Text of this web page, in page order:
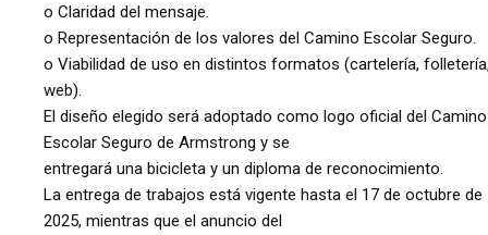
o Claridad del mensaje.
o Representación de los valores del Camino Escolar Seguro.
o Viabilidad de uso en distintos formatos (cartelería,
web).
El diseño elegido será adoptado como logo oficial del Camino
Escolar Seguro de Armstrong y se
entregará una bicicleta y un diploma de reconocimiento.
La entrega de trabajos está vigente hasta el 17 de octubre de
2025, mientras que el anuncio del